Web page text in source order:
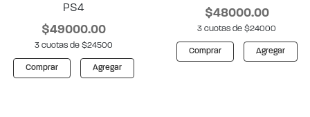
PS4
$49000.00
3 cuotas de $24500
Comprar Agregar
$48000.00
3 cuotas de $24000
Comprar Agregar